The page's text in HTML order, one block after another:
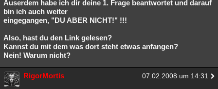
Auserdem habe ich dir deine 1. Frage beantwortet und darauf
bin ich auch weiter
eingegangen, "DU ABER NICHT!" !!!
Also, hast du den Link gelesen?
Kannst du mit dem was dort steht etwas anfangen?
Nein! Warum nicht?
RigorMortis 07.02.2008 um 14:31